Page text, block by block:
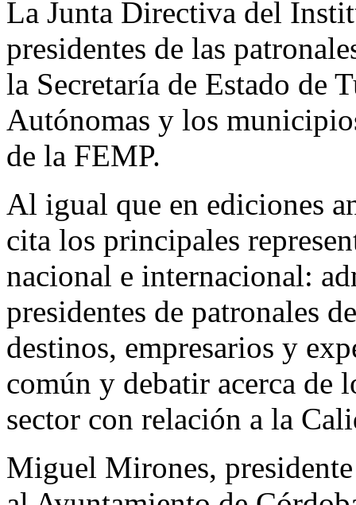
La Junta Directiva del
presidentes de las
la Secretaría de Estado de
Autónomas y los
de la FEMP.
Al igual que en ediciones
cita los principales
nacional e internacional:
presidentes de patronales
destinos, empresarios y
común y debatir acerca de
sector con relación a la
Miguel Mirones,